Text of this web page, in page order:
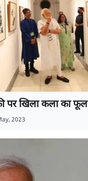
पर खिला कला का फूल
2023